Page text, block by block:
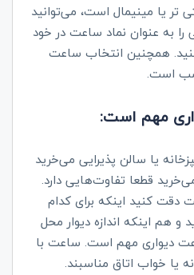
یا مینیمال است، می‌توانید
به عنوان نماد ساعت در خود
همچنین انتخاب ساعت
است.
مهم است:
یا سالن پذیرایی می‌خرید
قطعا تفاوت‌هایی دارد.
کنید اینکه برای کدام
هم اینکه اندازه دیوار محل
دیواری مهم است. ساعت با
یا خواب اتاق مناسبند.